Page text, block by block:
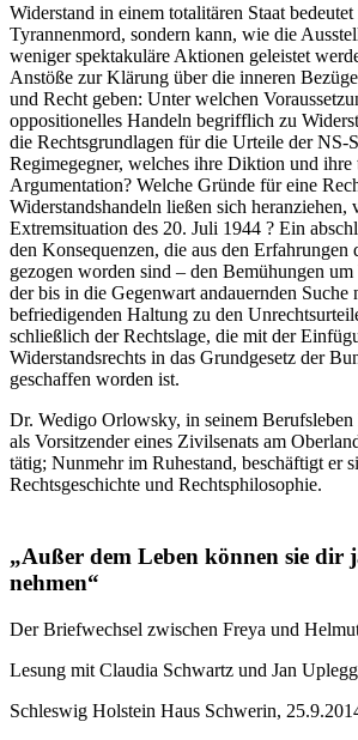
Widerstand in einem totalitären Staat
Tyrannenmord, sondern kann, wie die
weniger spektakuläre Aktionen geleistet
Anstöße zur Klärung über die inneren
und Recht geben: Unter welchen
oppositionelles Handeln begrifflich zu
die Rechtsgrundlagen für die Urteile der NS-
Regimegegner, welches ihre Diktion und ihre
Argumentation? Welche Gründe für eine
Widerstandshandeln ließen sich heranziehen,
Extremsituation des 20. Juli 1944 ? Ein
den Konsequenzen, die aus den Erfahrungen
gezogen worden sind – den Bemühungen
der bis in die Gegenwart andauernden Suche
befriedigenden Haltung zu den
schließlich der Rechtslage, die mit der
Widerstandsrechts in das Grundgesetz der
geschaffen worden ist.
Dr. Wedigo Orlowsky, in seinem
als Vorsitzender eines Zivilsenats am
tätig; Nunmehr im Ruhestand, beschäftigt er
Rechtsgeschichte und Rechtsphilosophie.
„Außer dem Leben können sie dir
nehmen“
Der Briefwechsel zwischen Freya und
Lesung mit Claudia Schwartz und Jan
Schleswig Holstein Haus Schwerin,